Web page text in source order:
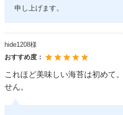
申し上げます。
hide1208様
おすすめ度：
これほど美味しい海苔は初めて
せん。